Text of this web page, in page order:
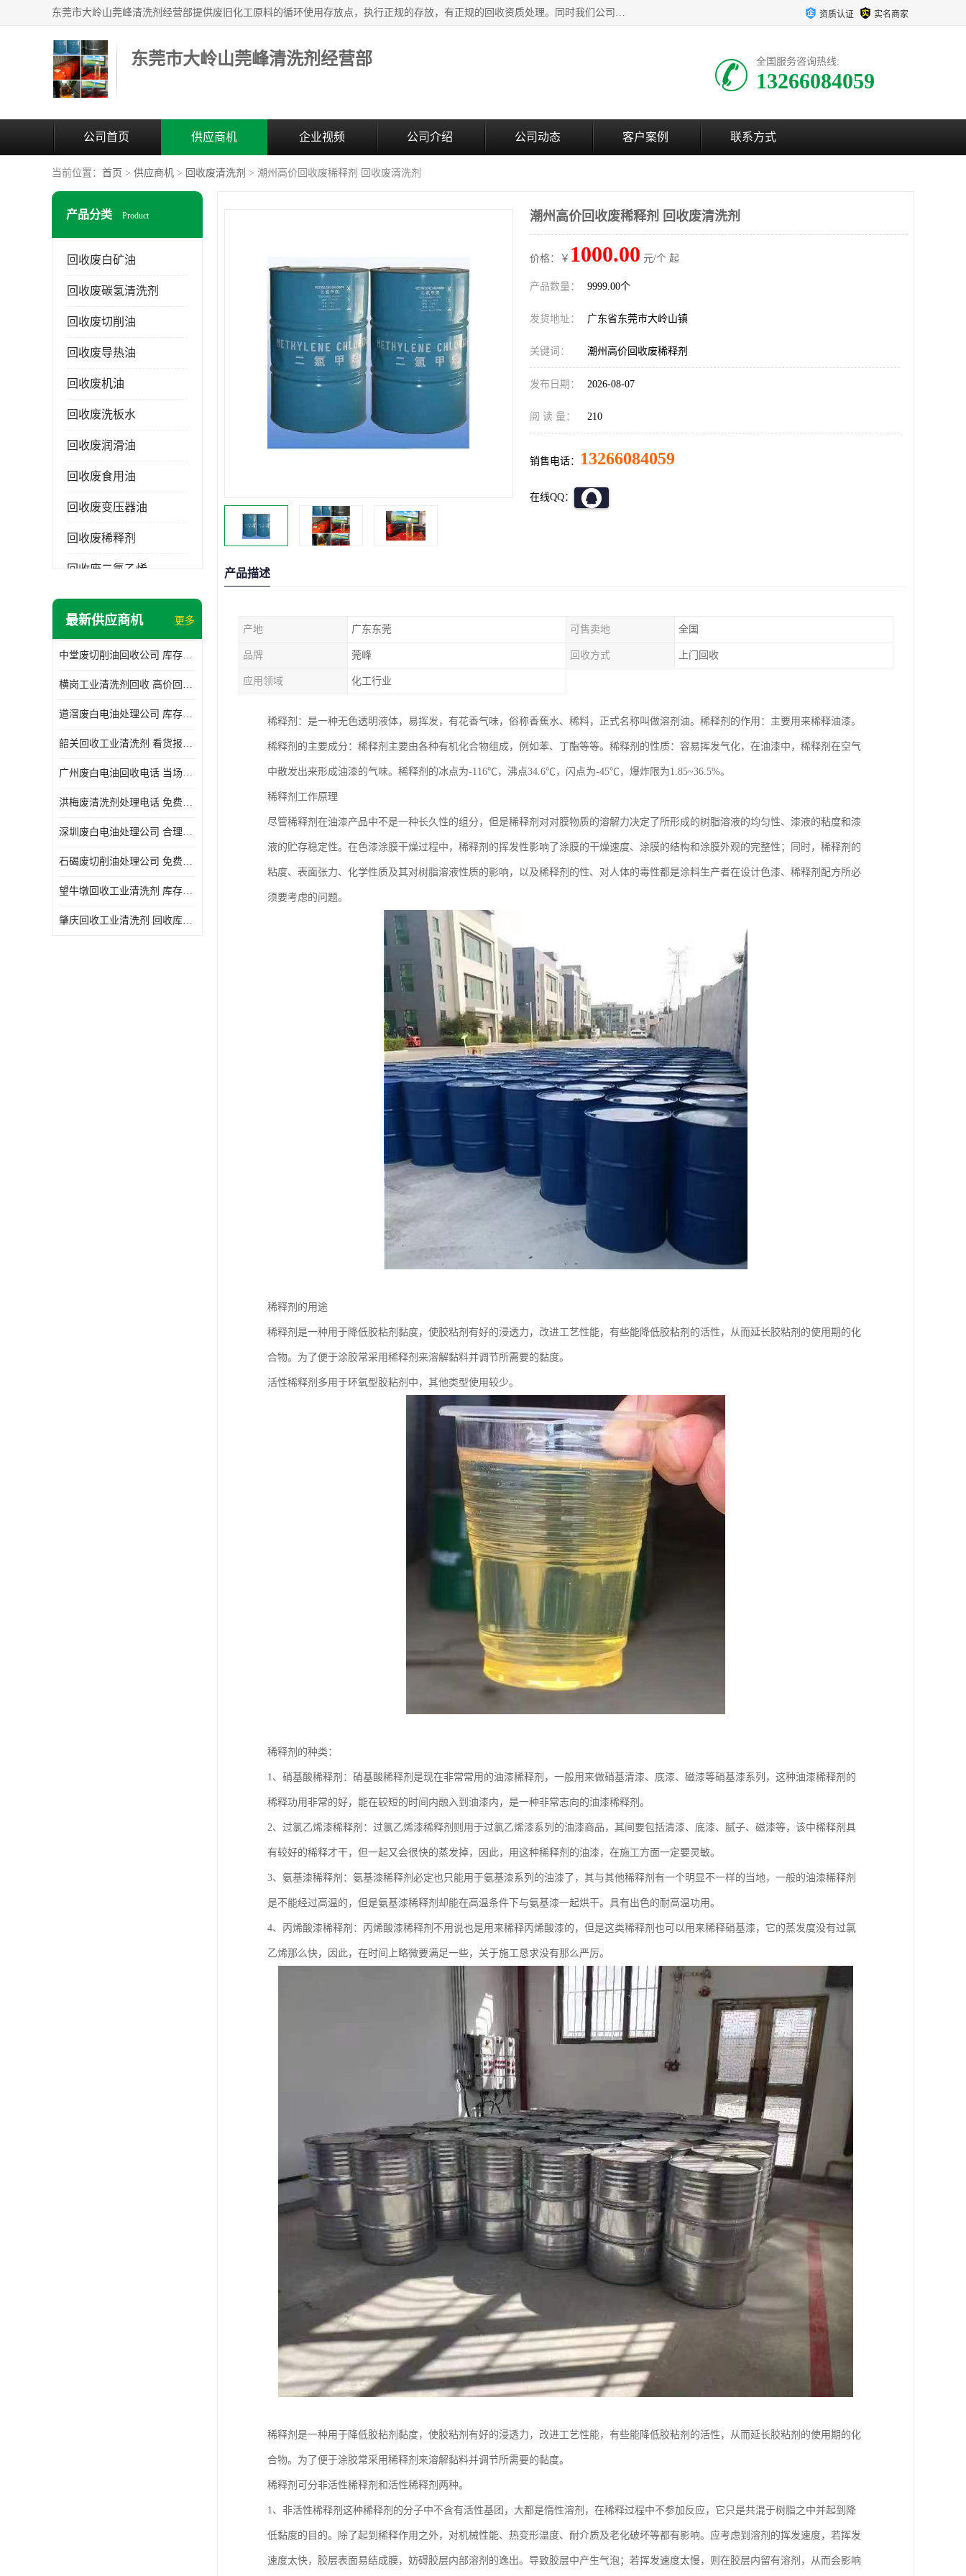
东莞市大岭山莞峰清洗剂经营部提供废旧化工原料的循环使用存放点，执行正规的存放，有正规的回收资质处理。同时我们公司批发零售回收级清洗剂，废液压油、废变压油、废清洗剂、脱模油、再生基础油，质量保证。 资质认证 实名商家
东莞市大岭山莞峰清洗剂经营部 全国服务咨询热线:
13266084059
公司首页 供应商机 企业视频 公司介绍 公司动态 客户案例 联系方式
当前位置： 首页 > 供应商机 > 回收废清洗剂 > 潮州高价回收废稀释剂 回收废清洗剂
产品分类 Product
回收废白矿油
回收废碳氢清洗剂
回收废切削油
回收废导热油
回收废机油
回收废洗板水
回收废润滑油
回收废食用油
回收废变压器油
回收废稀释剂
回收废二氯乙烯
回收废清洗剂
回收废三氯乙烯
回收废清洗液
最新供应商机 更多
中堂废切削油回收公司 库存积压回收 义乌市永峰贸易商行
横岗工业清洗剂回收 高价回收 量大量小均可
道滘废白电油处理公司 库存积压回收 量大量小均可
韶关回收工业清洗剂 看货报价 欢迎电话咨询
广州废白电油回收电话 当场结算 现款结算
洪梅废清洗剂处理电话 免费估价 大量尾货回收
深圳废白电油处理公司 合理估价 上门评估报价
石碣废切削油处理公司 免费估价 量大量小均可
望牛墩回收工业清洗剂 库存积压回收 大量尾货回收
肇庆回收工业清洗剂 回收库存 量大量小均可
潮州高价回收废稀释剂 回收废清洗剂
价格：￥ 1000.00 元/个 起
产品数量： 9999.00个
发货地址： 广东省东莞市大岭山镇
关键词： 潮州高价回收废稀释剂
发布日期： 2026-08-07
阅 读 量： 210
销售电话： 13266084059
在线QQ：
产品描述
产地 广东东莞 可售卖地 全国
品牌 莞峰 回收方式 上门回收
应用领域 化工行业
稀释剂：是一种无色透明液体，易挥发，有花香气味，俗称香蕉水、稀料，正式名称叫做溶剂油。稀释剂的作用：主要用来稀释油漆。
稀释剂的主要成分：稀释剂主要由各种有机化合物组成，例如苯、丁酯等等。稀释剂的性质：容易挥发气化，在油漆中，稀释剂在空气
中散发出来形成油漆的气味。稀释剂的冰点为-116℃，沸点34.6℃，闪点为-45℃，爆炸限为1.85~36.5%。
稀释剂工作原理
尽管稀释剂在油漆产品中不是一种长久性的组分，但是稀释剂对对膜物质的溶解力决定了所形成的树脂溶液的均匀性、漆液的粘度和漆
液的贮存稳定性。在色漆涂膜干燥过程中，稀释剂的挥发性影响了涂膜的干燥速度、涂膜的结构和涂膜外观的完整性；同时，稀释剂的
粘度、表面张力、化学性质及其对树脂溶液性质的影响，以及稀释剂的性、对人体的毒性都是涂料生产者在设计色漆、稀释剂配方所必
须要考虑的问题。
稀释剂的用途
稀释剂是一种用于降低胶粘剂黏度，使胶粘剂有好的浸透力，改进工艺性能，有些能降低胶粘剂的活性，从而延长胶粘剂的使用期的化
合物。为了便于涂胶常采用稀释剂来溶解黏料并调节所需要的黏度。
活性稀释剂多用于环氧型胶粘剂中，其他类型使用较少。
稀释剂的种类：
1、硝基酸稀释剂：硝基酸稀释剂是现在非常常用的油漆稀释剂，一般用来做硝基清漆、底漆、磁漆等硝基漆系列，这种油漆稀释剂的
稀释功用非常的好，能在较短的时间内融入到油漆内，是一种非常志向的油漆稀释剂。
2、过氯乙烯漆稀释剂：过氯乙烯漆稀释剂则用于过氯乙烯漆系列的油漆商品，其间要包括清漆、底漆、腻子、磁漆等，该中稀释剂具
有较好的稀释才干，但一起又会很快的蒸发掉，因此，用这种稀释剂的油漆，在施工方面一定要灵敏。
3、氨基漆稀释剂：氨基漆稀释剂必定也只能用于氨基漆系列的油漆了，其与其他稀释剂有一个明显不一样的当地，一般的油漆稀释剂
是不能经过高温的，但是氨基漆稀释剂却能在高温条件下与氨基漆一起烘干。具有出色的耐高温功用。
4、丙烯酸漆稀释剂：丙烯酸漆稀释剂不用说也是用来稀释丙烯酸漆的，但是这类稀释剂也可以用来稀释硝基漆，它的蒸发度没有过氯
乙烯那么快，因此，在时间上略微要满足一些，关于施工恳求没有那么严厉。
稀释剂是一种用于降低胶粘剂黏度，使胶粘剂有好的浸透力，改进工艺性能，有些能降低胶粘剂的活性，从而延长胶粘剂的使用期的化
合物。为了便于涂胶常采用稀释剂来溶解黏料并调节所需要的黏度。
稀释剂可分非活性稀释剂和活性稀释剂两种。
1、非活性稀释剂这种稀释剂的分子中不含有活性基团，大都是惰性溶剂，在稀释过程中不参加反应，它只是共混于树脂之中并起到降
低黏度的目的。除了起到稀释作用之外，对机械性能、热变形温度、耐介质及老化破坏等都有影响。应考虑到溶剂的挥发速度，若挥发
速度太快，胶层表面易结成膜，妨碍胶层内部溶剂的逸出。导致胶层中产生气泡；若挥发速度太慢，则在胶层内留有溶剂，从而会影响